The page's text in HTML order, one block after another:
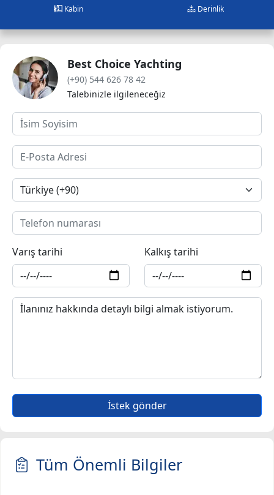
Kabin Derinlik
Best Choice Yachting
(+90) 544 626 78 42
Talebinizle ilgileneceğiz
Varış tarihi Kalkış tarihi
İstek gönder
Tüm Önemli Bilgiler